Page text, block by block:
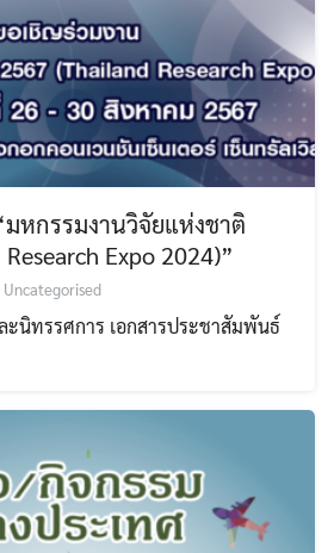
หกรรมงานวิจัยแห่งชาติ
Expo 2024)”
Uncategorised
ะนิทรรศการ เอกสารประชาสัมพันธ์